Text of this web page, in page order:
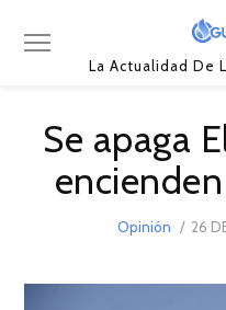
La Actualidad De
Se apaga
Opinión 26